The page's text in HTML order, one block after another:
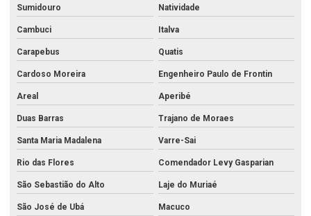
Análise de resíduos
Análise de resíduos de agrotóxicos em alimentos
Análise de resíduos industriais
Análise de resíduos sólidos
Análise de sedimentos
Análise de sedimentos no rio de janeiro
Análise de sedimentos no rj
Análise de solo agricultura de precisão
Sumidouro Natividade
Cambuci Italva
Carapebus Quatis
Cardoso Moreira Engenheiro Paulo de Frontin
Areal Aperibé
Duas Barras Trajano de Moraes
Santa Maria Madalena Varre-Sai
Rio das Flores Comendador Levy Gasparian
São Sebastião do Alto Laje do Muriaé
São José de Ubá Macuco